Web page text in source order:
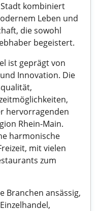
kombiniert
Leben und
die sowohl
begeistert.
ist geprägt von
Innovation. Die
hervorragenden
Rhein-Main.
harmonische
mit vielen
zum
Branchen ansässig,